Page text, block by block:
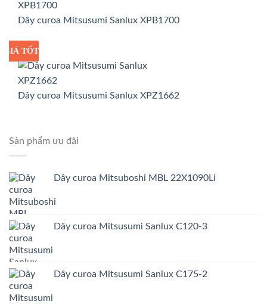
Dây curoa Mitsusumi Sanlux XPB1700
GIÁ SỈ
GIÁ TỐT
Dây curoa Mitsusumi Sanlux XPZ1662
Sản phẩm ưu đãi
Dây curoa Mitsuboshi MBL 22X1090Li
Dây curoa Mitsusumi Sanlux C120-3
Dây curoa Mitsusumi Sanlux C175-2